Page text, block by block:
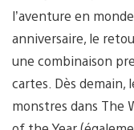
l’aventure en
anniversaire, le
une combinaison
cartes. Dès demain,
monstres dans The